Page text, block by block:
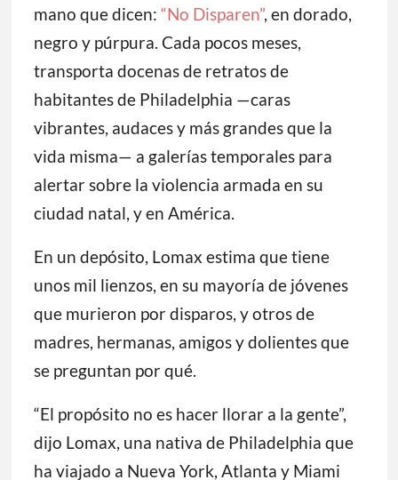
mano que dicen: “No Disparen”, en dorado,
negro y púrpura. Cada pocos meses,
transporta docenas de retratos de
habitantes de Philadelphia —caras
vibrantes, audaces y más grandes que la
vida misma— a galerías temporales para
alertar sobre la violencia armada en su
ciudad natal, y en América.
En un depósito, Lomax estima que tiene
unos mil lienzos, en su mayoría de jóvenes
que murieron por disparos, y otros de
madres, hermanas, amigos y dolientes que
se preguntan por qué.
“El propósito no es hacer llorar a la gente”,
dijo Lomax, una nativa de Philadelphia que
ha viajado a Nueva York, Atlanta y Miami